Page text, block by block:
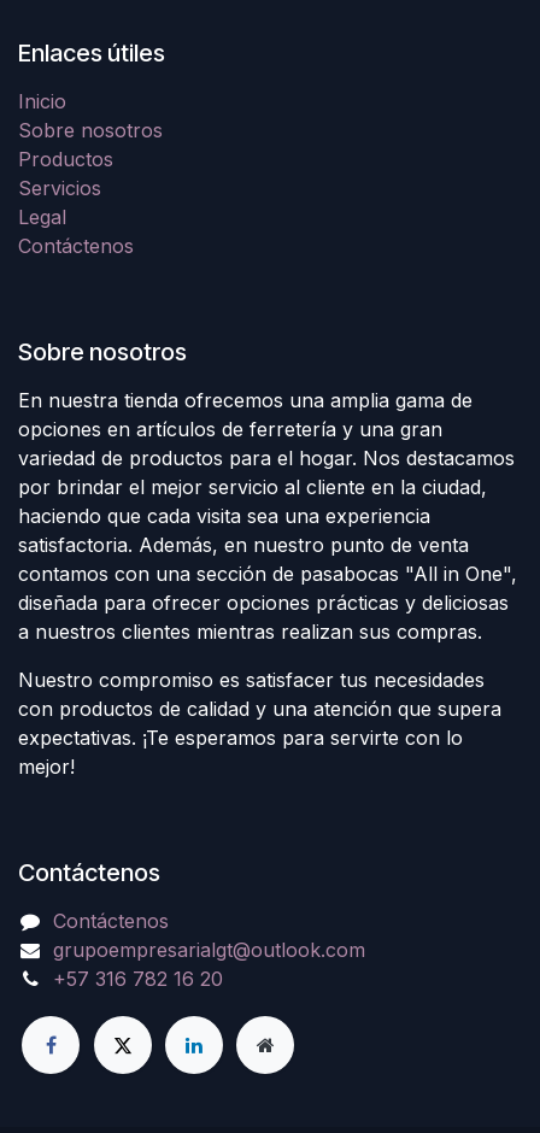
Enlaces útiles
Inicio
Sobre nosotros
Productos
Servicios
Legal
Contáctenos
Sobre nosotros
En nuestra tienda ofrecemos una amplia gama de
opciones en artículos de ferretería y una gran
variedad de productos para el hogar. Nos destacamos
por brindar el mejor servicio al cliente en la ciudad,
haciendo que cada visita sea una experiencia
satisfactoria. Además, en nuestro punto de venta
contamos con una sección de pasabocas "All in One",
diseñada para ofrecer opciones prácticas y deliciosas
a nuestros clientes mientras realizan sus compras.
Nuestro compromiso es satisfacer tus necesidades
con productos de calidad y una atención que supera
expectativas. ¡Te esperamos para servirte con lo
mejor!
Contáctenos
Contáctenos
grupoempresarialgt@outlook.com
+57 316 782 16 20